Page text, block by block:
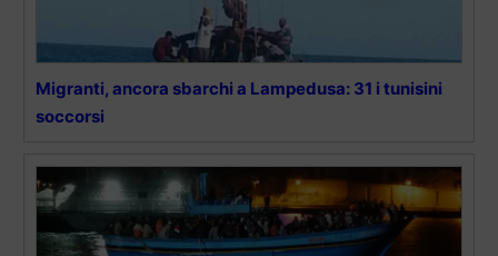
Migranti, ancora sbarchi a Lampedusa: 31 i tunisini
soccorsi